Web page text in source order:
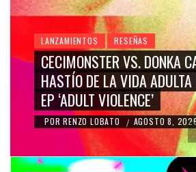
LANZAMIENTOS RESEÑAS
CECIMONSTER VS. DONKA
HASTÍO DE LA VIDA
EP ‘ADULT VIOLENCE’
POR RENZO LOBATO / AGOSTO 8, 2026